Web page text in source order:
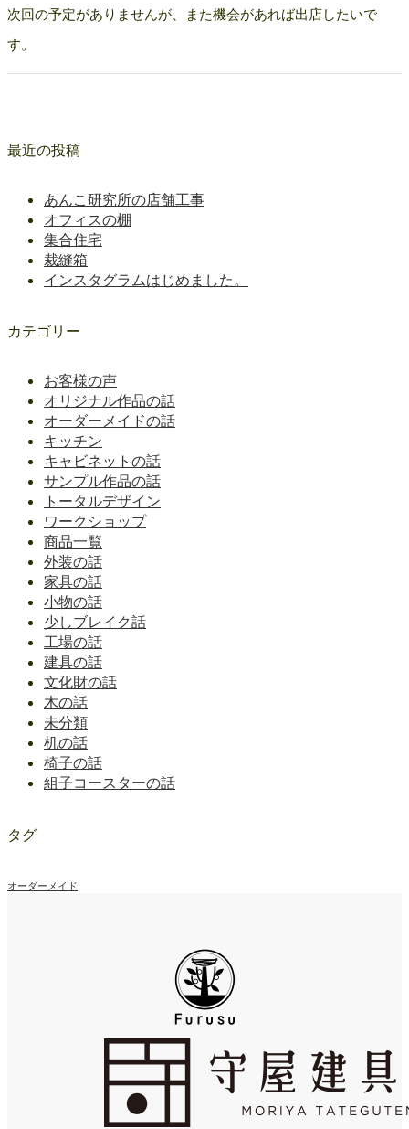
次回の予定がありませんが、また機会があれば出店したいで
す。
最近の投稿
あんこ研究所の店舗工事
オフィスの棚
集合住宅
裁縫箱
インスタグラムはじめました。
カテゴリー
お客様の声
オリジナル作品の話
オーダーメイドの話
キッチン
キャビネットの話
サンプル作品の話
トータルデザイン
ワークショップ
商品一覧
外装の話
家具の話
小物の話
少しブレイク話
工場の話
建具の話
文化財の話
木の話
未分類
机の話
椅子の話
組子コースターの話
タグ
オーダーメイド